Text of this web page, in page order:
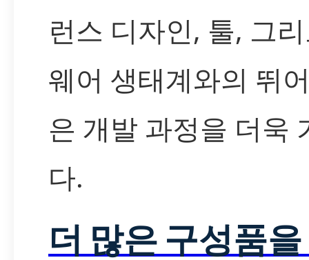
런스 디자인, 툴, 그
웨어 생태계와의 뛰
은 개발 과정을 더욱
다.
더 많은 구성품